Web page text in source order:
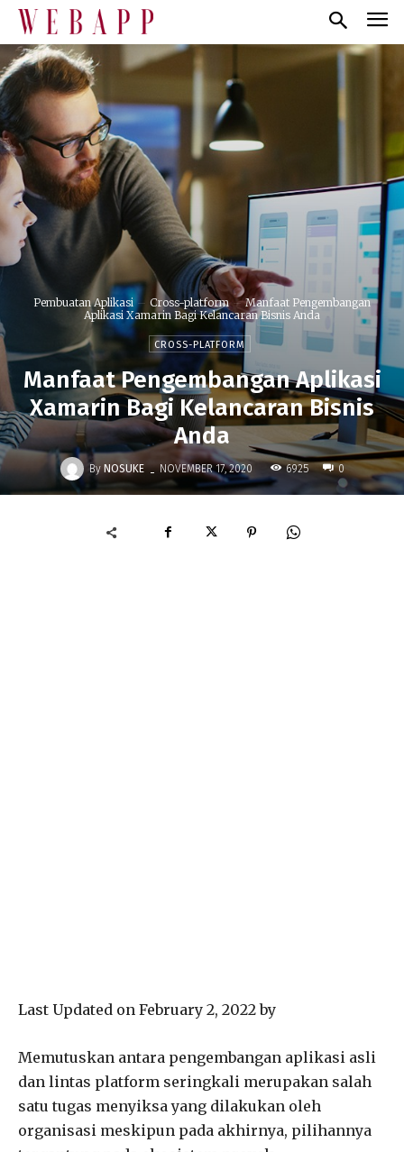
Pembuatan Aplikasi Cross-platform
Manfaat Pengembangan
Aplikasi Xamarin Bagi Kelancaran Bisnis Anda
CROSS-PLATFORM
Manfaat Pengembangan Aplikasi
Xamarin Bagi Kelancaran Bisnis
Anda
By NOSUKE - NOVEMBER 17, 2020 6925 0
Last Updated on February 2, 2022 by
Memutuskan antara pengembangan aplikasi asli
dan lintas platform seringkali merupakan salah
satu tugas menyiksa yang dilakukan oleh
organisasi meskipun pada akhirnya, pilihannya